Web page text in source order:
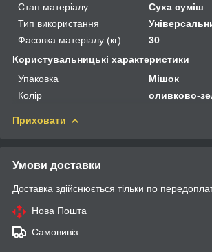
Стан матеріалу
Суха суміш
Тип використання
Фасовка матеріалу (кг)
30
Користувальницькі характеристики
Упаковка
Мішок
Колір
оливково-
Приховати
Умови доставки
Доставка здійснюється тільки по
Нова Пошта
Самовивіз